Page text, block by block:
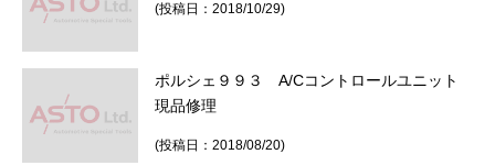
(投稿日：2018/10/29)
ポルシェ９９３ A/Cコントロールユニット
現品修理
(投稿日：2018/08/20)